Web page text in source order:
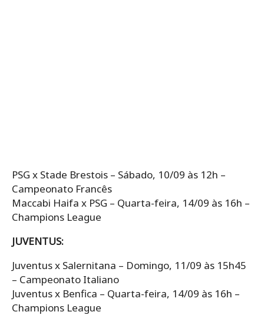
PSG x Stade Brestois – Sábado, 10/09 às 12h –
Campeonato Francês
Maccabi Haifa x PSG – Quarta-feira, 14/09 às 16h –
Champions League
JUVENTUS:
Juventus x Salernitana – Domingo, 11/09 às 15h45
– Campeonato Italiano
Juventus x Benfica – Quarta-feira, 14/09 às 16h –
Champions League